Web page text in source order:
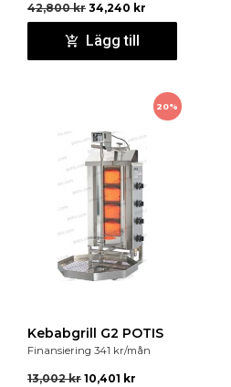
42,800kr 34,240 kr
Lägg till
20%
Kebabgrill G2 POTIS
Finansiering 341 kr/mån
13,002kr 10,401 kr